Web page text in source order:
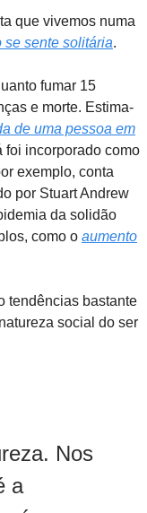
que vivemos numa
se sente solitária.
fumar 15
e morte. Estima-
de uma pessoa em
foi incorporado como
exemplo, conta
por Stuart Andrew
da solidão
como o aumento
tendências bastante
social do ser
Nos
a